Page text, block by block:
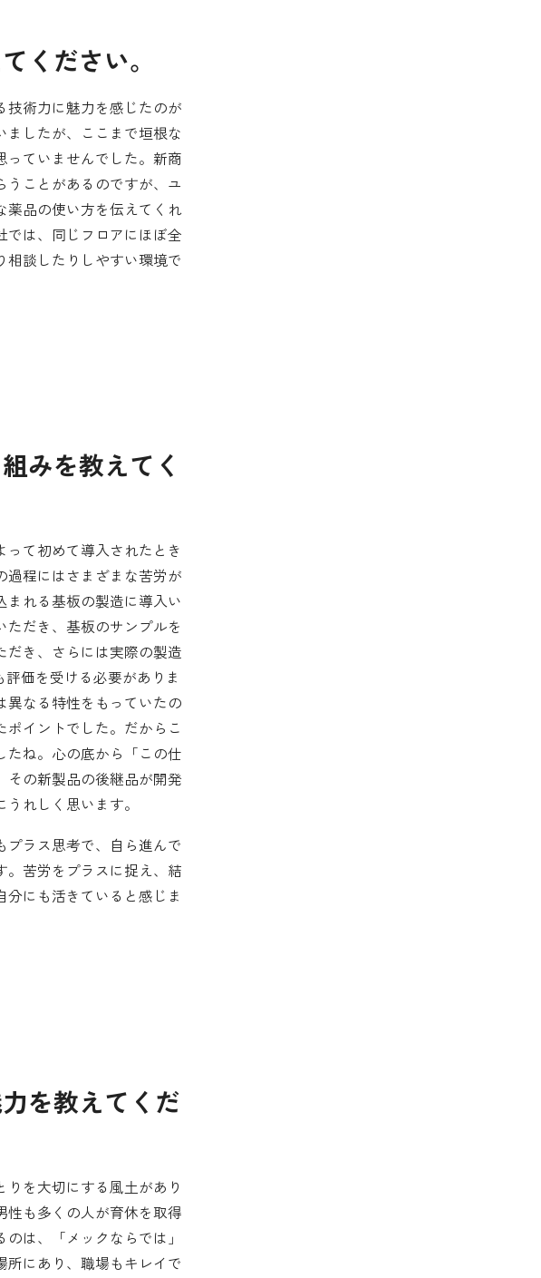
ください。
技術力に魅力を感じたのが
したが、ここまで垣根な
っていませんでした。新商
うことがあるのですが、ユ
薬品の使い方を伝えてくれ
では、同じフロアにほぼ全
談したりしやすい環境で
みを教えてく
て初めて導入されたとき
過程にはさまざまな苦労が
まれる基板の製造に導入い
だき、基板のサンプルを
き、さらには実際の製造
価を受ける必要がありま
異なる特性をもっていたの
イントでした。だからこ
たね。心の底から「この仕
の新製品の後継品が開発
れしく思います。
プラス思考で、自ら進んで
苦労をプラスに捉え、結
にも活きていると感じま
を教えてくだ
を大切にする風土があり
性も多くの人が育休を取得
は、「メックならでは」
所にあり、職場もキレイで